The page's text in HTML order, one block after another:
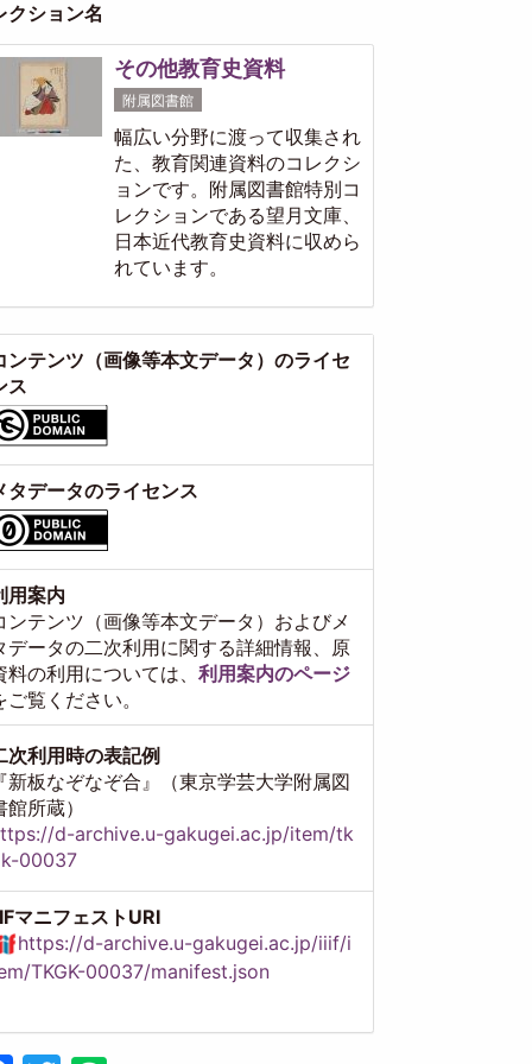
クション名
その他教育史資料
附属図書館
幅広い分野に渡って収集され
た、教育関連資料のコレクシ
ョンです。附属図書館特別コ
レクションである望月文庫、
日本近代教育史資料に収めら
れています。
ンテンツ（画像等本文データ）のライセ
ス
タデータのライセンス
用案内
ンテンツ（画像等本文データ）およびメ
データの二次利用に関する詳細情報、原
料の利用については、 利用案内のページ
ご覧ください。
次利用時の表記例
新板なぞなぞ合』（東京学芸大学附属図
館所蔵）
d-archive.u-gakugei.ac.jp/item/tk
00037
マニフェストURI
https://d-archive.u-gakugei.ac.jp/iiif/i
TKGK-00037/manifest.json